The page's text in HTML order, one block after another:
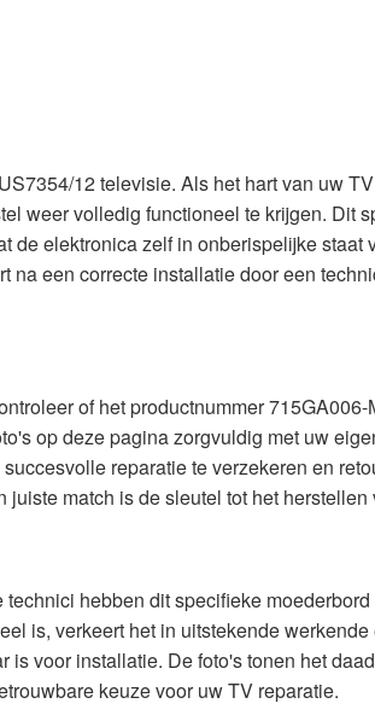
12 televisie. Als het hart van uw
weer volledig functioneel te krijgen. Dit
de elektronica zelf in onberispelijke staat
een correcte installatie door een
of het productnummer
op deze pagina zorgvuldig met uw
reparatie te verzekeren en
match is de sleutel tot het
hebben dit specifieke
is, verkeert het in uitstekende
voor installatie. De foto's tonen het
keuze voor uw TV reparatie.